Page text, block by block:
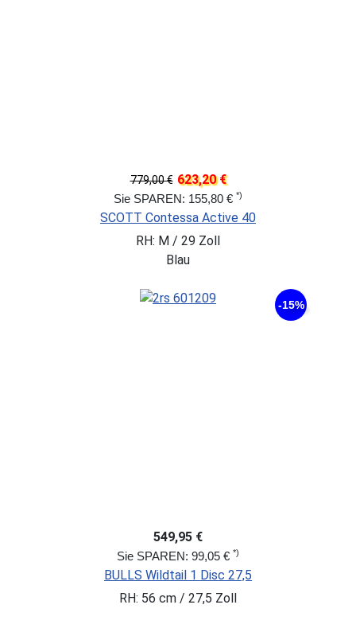
779,00 € 623,20 €
Sie SPAREN: 155,80 € *)
SCOTT Contessa Active 40
RH: M / 29 Zoll
Blau
-15%
549,95 €
Sie SPAREN: 99,05 € *)
BULLS Wildtail 1 Disc 27,5
RH: 56 cm / 27,5 Zoll